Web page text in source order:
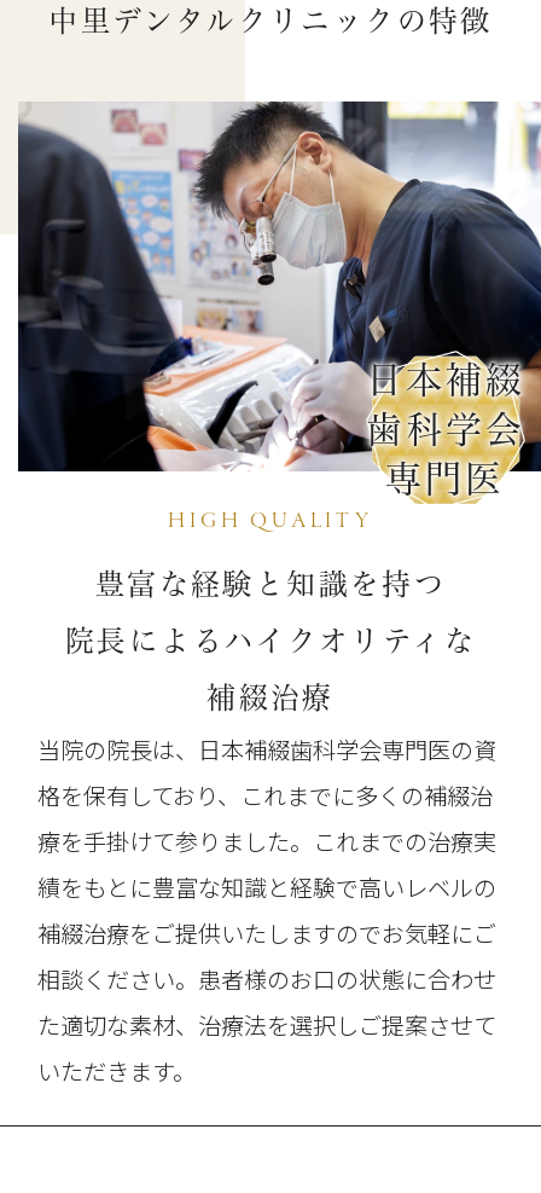
中里デンタルクリニックの特徴
日本補綴
歯科学会
専門医
HIGH QUALITY
豊富な経験と知識を持つ
院長によるハイクオリティな
補綴治療
当院の院長は、日本補綴歯科学会専門医の資
格を保有しており、これまでに多くの補綴治
療を手掛けて参りました。これまでの治療実
績をもとに豊富な知識と経験で高いレベルの
補綴治療をご提供いたしますのでお気軽にご
相談ください。患者様のお口の状態に合わせ
た適切な素材、治療法を選択しご提案させて
いただきます。